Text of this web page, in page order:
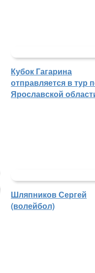
Кубок Гагарина
отправляется в тур
Ярославской
Шляпников Сергей
(волейбол)